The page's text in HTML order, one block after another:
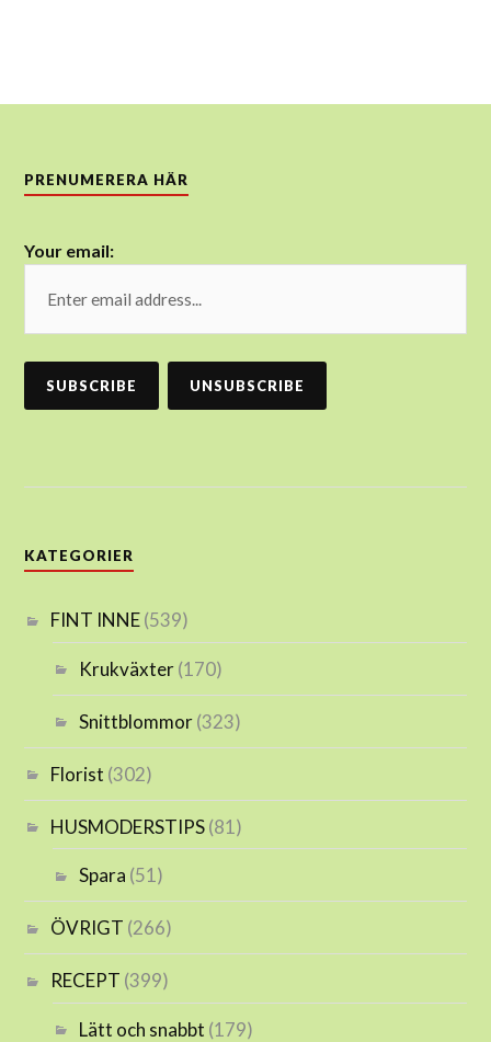
PRENUMERERA HÄR
Your email:
KATEGORIER
FINT INNE(539)
Krukväxter(170)
Snittblommor(323)
Florist (302)
HUSMODERSTIPS(81)
Spara (51)
ÖVRIGT (266)
RECEPT (399)
Lätt och snabbt (179)